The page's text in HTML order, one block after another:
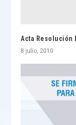
Acta Resolución
8 julio, 2010